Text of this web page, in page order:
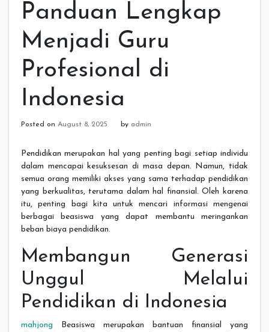
Panduan Lengkap
Menjadi Guru
Profesional di
Indonesia
Posted on August 8, 2025 by admin
Pendidikan merupakan hal yang penting bagi setiap individu
dalam mencapai kesuksesan di masa depan. Namun, tidak
semua orang memiliki akses yang sama terhadap pendidikan
yang berkualitas, terutama dalam hal finansial. Oleh karena
itu, penting bagi kita untuk mencari informasi mengenai
berbagai beasiswa yang dapat membantu meringankan
beban biaya pendidikan.
Membangun Generasi
Unggul Melalui
Pendidikan di Indonesia
mahjong Beasiswa merupakan bantuan finansial yang